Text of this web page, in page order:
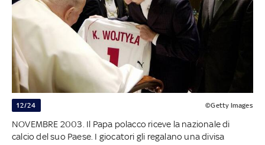
12/24 ©Getty Images
NOVEMBRE 2003. Il Papa polacco riceve la nazionale di
calcio del suo Paese. I giocatori gli regalano una divisa